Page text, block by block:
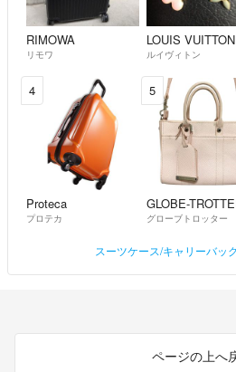
RIMOWA
リモワ
LOUIS VUITTON
ルイヴィトン
4
Proteca
プロテカ
5
GLOBE-
グローブトロッター
スーツケース/キャリーバッ
ページの上へ